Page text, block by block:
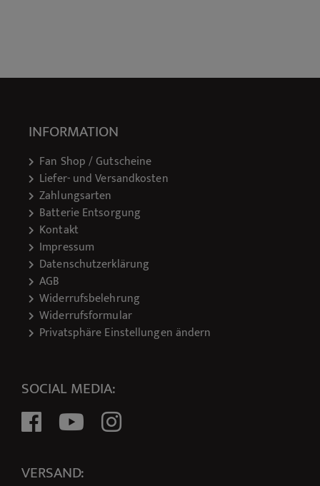
SOCIAL MEDIA:
VERSAND:
INFORMATION
Fan Shop / Gutscheine
Liefer- und Versandkosten
Zahlungsarten
Batterie Entsorgung
Kontakt
Impressum
Datenschutzerklärung
AGB
Widerrufsbelehrung
Widerrufsformular
Privatsphäre Einstellungen ändern